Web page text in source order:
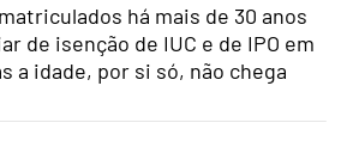
há mais de 30 anos
de isenção de IUC e de IPO em
a idade, por si só, não chega